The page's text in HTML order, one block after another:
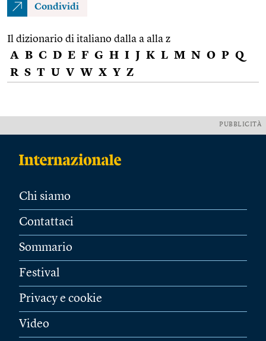
Condividi
Il dizionario di italiano dalla a alla z
A B C D E F G H I J K L M N O P Q
R S T U V W X Y Z
PUBBLICITÀ
Chi siamo
Contattaci
Sommario
Festival
Privacy e cookie
Video